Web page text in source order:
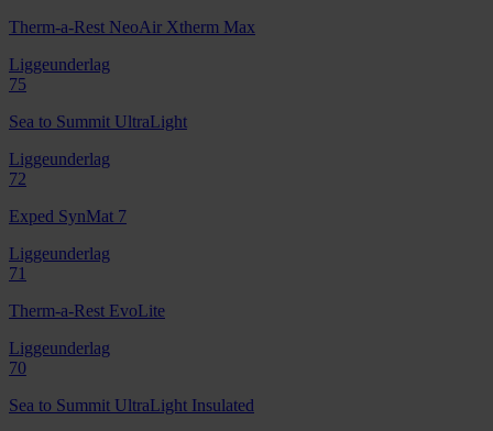
Therm-a-Rest NeoAir Xtherm Max
Liggeunderlag
75
Sea to Summit UltraLight
Liggeunderlag
72
Exped SynMat 7
Liggeunderlag
71
Therm-a-Rest EvoLite
Liggeunderlag
70
Sea to Summit UltraLight Insulated